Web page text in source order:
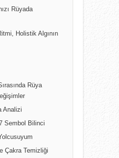
Rüyada
Holistik Algının
Rüya
Analizi
Sembol Bilinci
Çakra Temizliği